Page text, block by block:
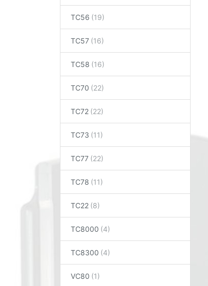
TC56
TC57
TC58
TC70
TC72
TC73
TC77
TC78
TC22
TC8000
TC8300
VC80